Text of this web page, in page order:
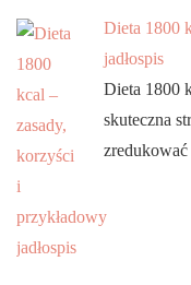
Dieta 1800
jadłospis
Dieta 1800
skuteczna